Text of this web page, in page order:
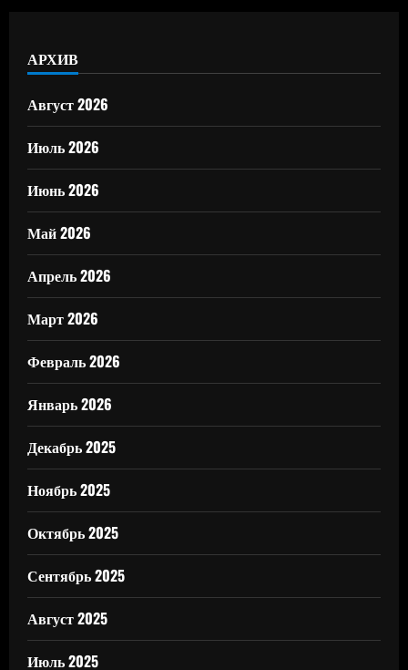
АРХИВ
Август 2026
Июль 2026
Июнь 2026
Май 2026
Апрель 2026
Март 2026
Февраль 2026
Январь 2026
Декабрь 2025
Ноябрь 2025
Октябрь 2025
Сентябрь 2025
Август 2025
Июль 2025